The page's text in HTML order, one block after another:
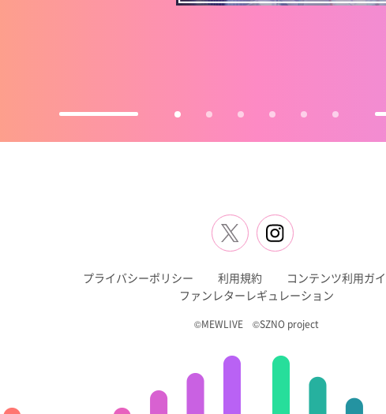
プライバシーポリシー 利用規約
コンテンツ利用ガ
ファンレターレギュレーション
©MEWLIVE ©SZNO project